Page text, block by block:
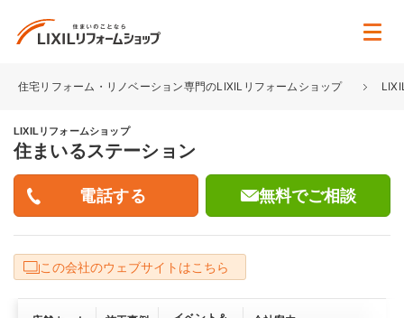
住宅リフォーム・リノベーション専門のLIXILリフォームショップ
LIXILリフォームショップ
住まいるステーション
無料でご相談
この会社のウェブサイトはこちら